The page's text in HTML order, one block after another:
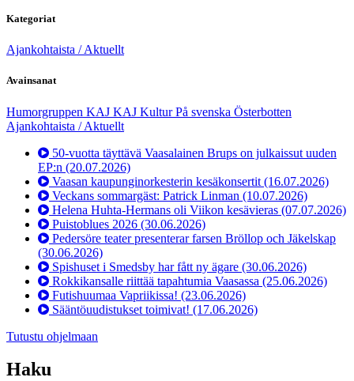
Kategoriat
Ajankohtaista / Aktuellt
Avainsanat
Humorgruppen KAJ KAJ KulturPå svenska Österbotten
Ajankohtaista / Aktuellt
50-vuotta täyttävä Vaasalainen Brups on julkaissut uuden
EP:n (20.07.2026)
Vaasan kaupunginorkesterin kesäkonsertit (16.07.2026)
Veckans sommargäst: Patrick Linman (10.07.2026)
Helena Huhta-Hermans oli Viikon kesävieras (07.07.2026)
Puistoblues 2026 (30.06.2026)
Pedersöre teater presenterar farsen Bröllop och Jäkelskap
(30.06.2026)
Spishuset i Smedsby har fått ny ägare (30.06.2026)
Rokkikansalle riittää tapahtumia Vaasassa (25.06.2026)
Futishuumaa Vapriikissa! (23.06.2026)
Sääntöuudistukset toimivat! (17.06.2026)
Tutustu ohjelmaan
Haku